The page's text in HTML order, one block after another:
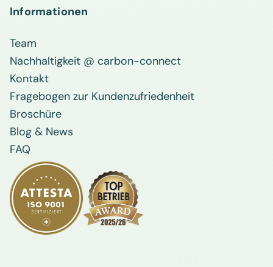
Informationen
Team
Nachhaltigkeit @ carbon-connect
Kontakt
Fragebogen zur Kundenzufriedenheit
Broschüre
Blog & News
FAQ